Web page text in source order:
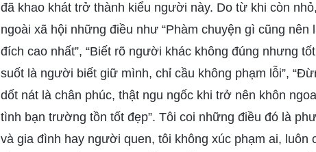
đã khao khát trở thành kiểu người này. Do từ khi còn
ngoài xã hội những điều như “Phàm chuyện gì cũng
đích cao nhất”, “Biết rõ người khác không đúng nhưng
suốt là người biết giữ mình, chỉ cầu không phạm lỗi”,
dốt nát là chân phúc, thật ngu ngốc khi trở nên khôn
tình bạn trường tồn tốt đẹp”. Tôi coi những điều đó là
và gia đình hay người quen, tôi không xúc phạm ai,